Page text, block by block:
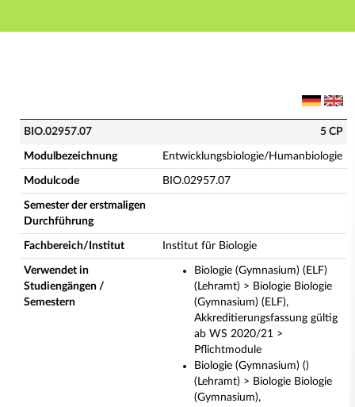
Hauptnavigation
BIO.02957.07 - Entwicklungsbiologie/
BIO.02957.07 5 CP
Modulbezeichnung Entwicklungsbiologie/Humanbiologie
Modulcode BIO.02957.07
Semester der erstmaligen
Durchführung
Fachbereich/Institut Institut für Biologie
Verwendet in
Studiengängen /
Semestern
Biologie (Gymnasium) (ELF)
(Lehramt) > Biologie Biologie
(Gymnasium) (ELF),
Akkreditierungsfassung gültig
ab WS 2020/21 >
Pflichtmodule
Biologie (Gymnasium) ()
(Lehramt) > Biologie Biologie
(Gymnasium),